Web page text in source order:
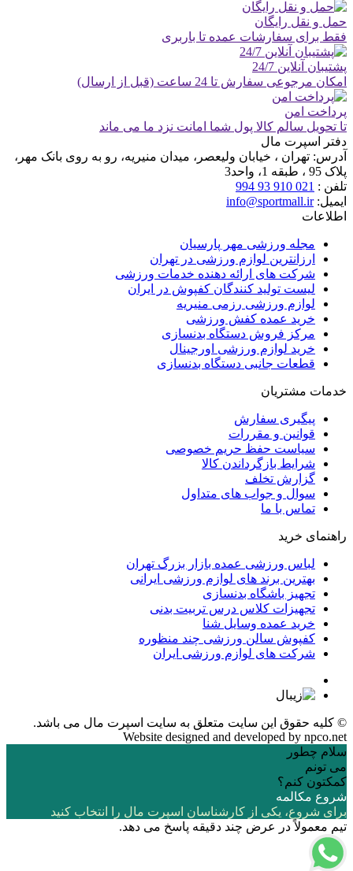
حمل و نقل رایگان
فقط برای سفارشات عمده تا باربری
پشتیبان آنلاین 24/7
امکان مرجوعی سفارش تا 24 ساعت (قبل از ارسال)
پرداخت امن
تا تحویل سالم کالا پول شما امانت نزد ما می ماند
دفتر اسپرت مال
آدرس: تهران ، خیابان ولیعصر، میدان منیریه، رو به روی بانک مهر،
پلاک 95 ، طبقه 1، واحد3
تلفن : 021 910 93 994
ایمیل:info@sportmall.ir
اطلاعات
مجله ورزشی مهر پارسیان
ارزانترین لوازم ورزشی در تهران
شرکت های ارائه دهنده خدمات ورزشی
لیست تولید کنندگان کفپوش در ایران
لوازم ورزشی رزمی منیریه
خرید عمده کفش ورزشی
مرکز فروش دستگاه بدنسازی
خرید لوازم ورزشی اورجینال
قطعات جانبی دستگاه بدنسازی
خدمات مشتریان
پیگیری سفارش
قوانین و مقررات
سیاست حفظ حریم خصوصی
شرایط بازگرداندن کالا
گزارش تخلف
سوال و جواب های متداول
تماس با ما
راهنمای خرید
لباس ورزشی عمده بازار بزرگ تهران
بهترین برند های لوازم ورزشی ایرانی
تجهیز باشگاه بدنسازی
تجهیزات کلاس درس تربیت بدنی
خرید عمده وسایل شنا
کفپوش سالن ورزشی چند منظوره
شرکت های لوازم ورزشی ایران
© کلیه حقوق این سایت متعلق به سایت اسپرت مال می باشد.
Website designed and developed by npco.net
سلام چطور
می تونم
کمکتون کنم؟
شروع مکالمه
برای شروع، یکی از کارشناسان اسپرت مال را انتخاب کنید
تیم معمولاً در عرض چند دقیقه پاسخ می دهد.